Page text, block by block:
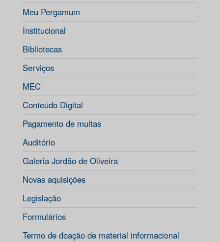
Meu Pergamum
Institucional
Bibliotecas
Serviços
MEC
Conteúdo Digital
Pagamento de multas
Auditório
Galeria Jordão de Oliveira
Novas aquisições
Legislação
Formulários
Termo de doação de material informacional